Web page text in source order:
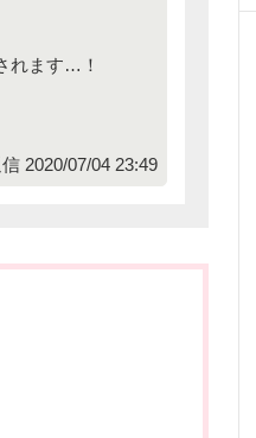
れます…！
2020/07/04 23:49